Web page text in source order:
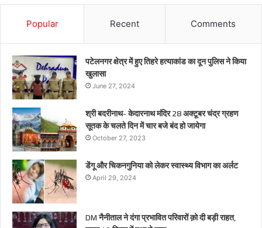
Popular Recent Comments
पटेलनगर क्षेत्र में हुए तिहरे हत्याकांड का दून पुलिस ने किया
खुलासा
June 27, 2024
श्री बदरीनाथ- केदारनाथ मंदिर 28 अक्टूबर चंद्र ग्रहण
सूतक के चलते दिन में चार बजे बंद हो जायेगा
October 27, 2023
डेंगू और चिकनगुनिया को लेकर स्वास्थ्य विभाग का अर्लट
April 29, 2024
DM नैनीताल ने दंगा प्रभावित परिवारों क़ो दी बड़ी राहत,